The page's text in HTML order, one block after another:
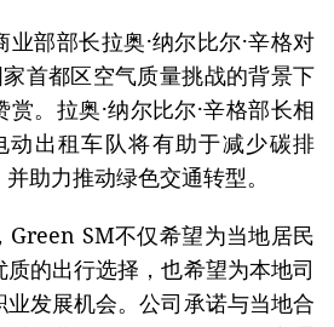
部部长拉奥·纳尔比尔·辛格对
首都区空气质量挑战的背景下
。拉奥·纳尔比尔·辛格部长相
动出租车队将有助于减少碳排
助力推动绿色交通转型。
Green SM不仅希望为当地居民
的出行选择，也希望为本地司
发展机会。公司承诺与当地合